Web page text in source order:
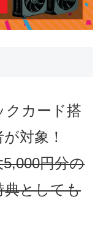
クカード搭
対象！
5,000円分の
典としても